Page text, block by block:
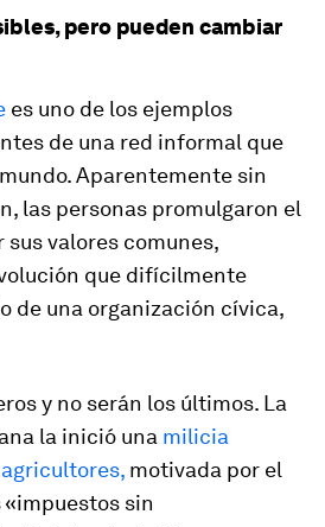
pero pueden cambiar
es uno de los ejemplos
de una red informal que
Aparentemente sin
las personas promulgaron el
valores comunes,
que difícilmente
de una organización cívica,
y no serán los últimos. La
la inició una milicia
motivada por el
sin